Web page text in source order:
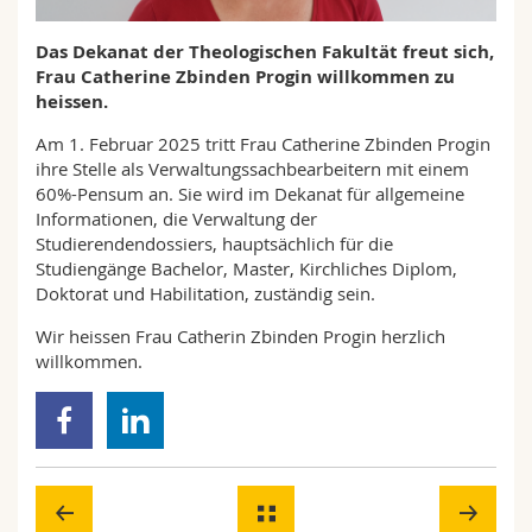
Math.-Nat. und Med. Fak.
Interfakultär
Mitarbeitende
Doktorierende
Webmail
Vorlesungsverzeichnis
MyUnifr
Das Dekanat der Theologischen Fakultät freut sich,
Frau Catherine Zbinden Progin willkommen zu
heissen.
Am 1. Februar 2025 tritt Frau Catherine Zbinden Progin
ihre Stelle als Verwaltungssachbearbeitern mit einem
60%-Pensum an. Sie wird im Dekanat für allgemeine
Informationen, die Verwaltung der
Studierendendossiers, hauptsächlich für die
Studiengänge Bachelor, Master, Kirchliches Diplom,
Doktorat und Habilitation, zuständig sein.
Wir heissen Frau Catherin Zbinden Progin herzlich
willkommen.